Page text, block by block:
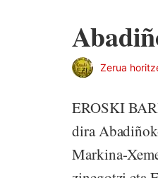
Zerua
EROSKI
dira
Markina-